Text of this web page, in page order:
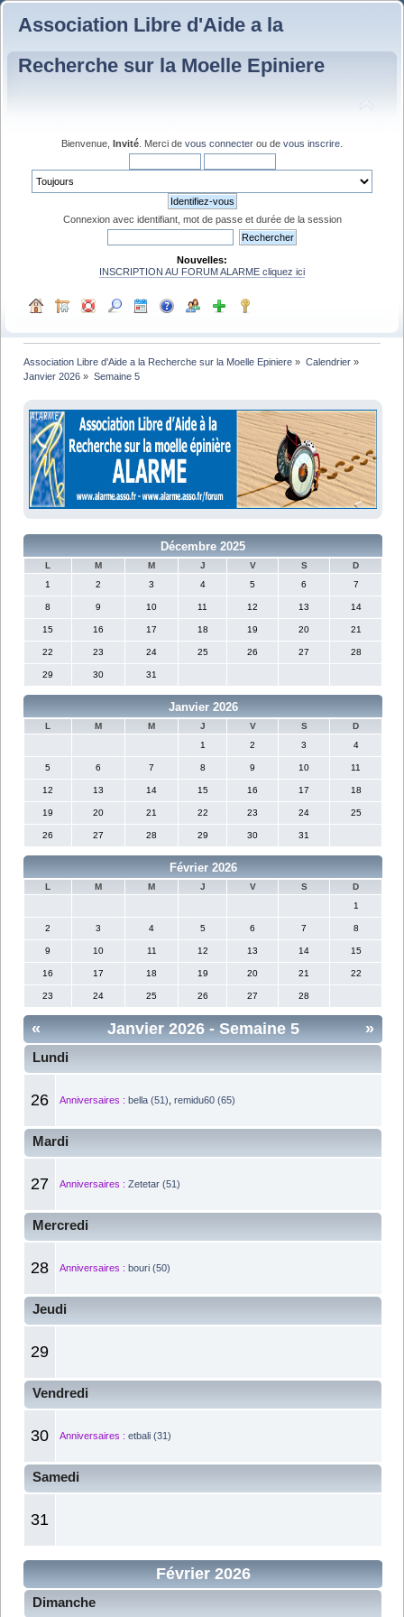
Association Libre d'Aide a la
Recherche sur la Moelle Epiniere
Bienvenue, Invité . Merci de vous connecter ou de vous inscrire
Connexion avec identifiant, mot de passe et durée de la session
Nouvelles:
INSCRIPTION AU FORUM ALARME cliquez ici
Association Libre d'Aide a la Recherche sur la Moelle Epiniere » Calendrier»
Janvier 2026 » Semaine 5
Décembre 2025
L M M J V S
D
1
2 3 4 5 6 7
8 9 10 11 12 13 14
15 16 17 18 19 20 21
22 23 24 25 26 27 28
29 30 31
Janvier 2026
L M M J V S
D
1
2 3 4
5 6 7 8 9 10 11
12 13 14 15 16 17 18
19 20 21 22 23 24 25
26 27 28 29 30 31
Février 2026
L M M J V S
D
1
2 3 4 5 6 7 8
9 10 11 12 13 14 15
16 17 18 19 20 21 22
23 24 25 26 27 28
« »
Janvier 2026- Semaine 5
Lundi
26 Anniversaires : bella (51), remidu60 (65)
Mardi
27 Anniversaires : Zetetar (51)
Mercredi
28 Anniversaires : bouri (50)
Jeudi
29
Vendredi
30 Anniversaires : etbali (31)
Samedi
31
Février 2026
Dimanche